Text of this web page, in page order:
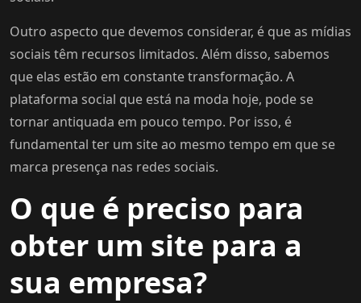
Outro aspecto que devemos considerar, é que as mídias
sociais têm recursos limitados. Além disso, sabemos
que elas estão em constante transformação. A
plataforma social que está na moda hoje, pode se
tornar antiquada em pouco tempo. Por isso, é
fundamental ter um site ao mesmo tempo em que se
marca presença nas redes sociais.
O que é preciso para
obter um site para a
sua empresa?